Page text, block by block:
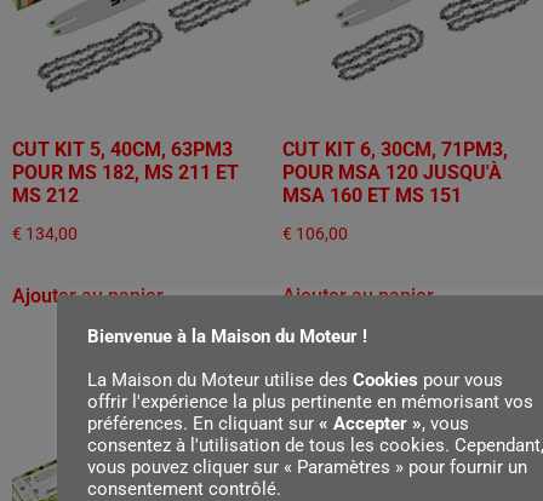
CUT KIT 5, 40CM, 63PM3
POUR MS 182, MS 211 ET
MS 212
€ 134,00
Ajouter au panier
CUT KIT 6, 30CM, 71PM3,
POUR MSA 120 JUSQU'À
MSA 160 ET MS 151
€ 106,00
Ajouter au panier
Bienvenue à la Maison du Moteur !
La Maison du Moteur utilise des Cookies pour vous
offrir l'expérience la plus pertinente en mémorisant vos
préférences. En cliquant sur « Accepter », vous
consentez à l'utilisation de tous les cookies. Cependant,
vous pouvez cliquer sur « Paramètres » pour fournir un
consentement contrôlé.